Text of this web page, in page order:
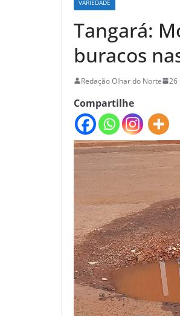
VARIEDADE
Tangará:
buracos
Redação Olhar do Norte 26
Compartilhe